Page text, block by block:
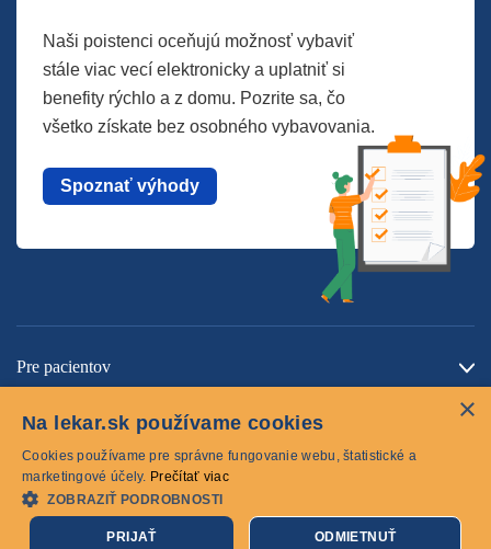
Naši poistenci oceňujú možnosť vybaviť
stále viac vecí elektronicky a uplatniť si
benefity rýchlo a z domu. Pozrite sa, čo
všetko získate bez osobného vybavovania.
Spoznať výhody
Pre pacientov
© 2026 lekar.sk Všetky práva vyhradené
Cookies
×
Na lekar.sk používame cookies
Cookies používame pre správne fungovanie webu, štatistické a
marketingové účely. Prečítať viac
ZOBRAZIŤ PODROBNOSTI
PRIJAŤ ODMIETNUŤ